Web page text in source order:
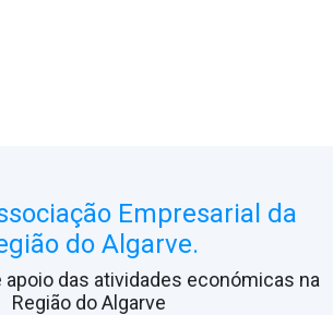
Empresarial da
do Algarve.
apoio das atividades económicas na
Região do Algarve